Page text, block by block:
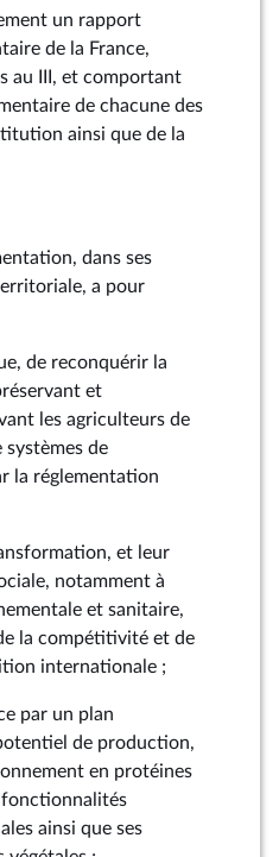
un rapport
de la France,
au III, et comportant
de chacune des
ainsi que de la
dans ses
a pour
de reconquérir la
et
les agriculteurs de
de
la réglementation
et leur
notamment à
et sanitaire,
la compétitivité et de
internationale ;
par un plan
de production,
en protéines
fonctionnalités
ainsi que ses